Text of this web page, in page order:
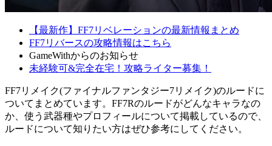
【最新作】FF7リベレーションの最新情報まとめ
FF7リバースの攻略情報はこちら
GameWithからのお知らせ
未経験可&完全在宅！攻略ライター募集！
FF7リメイク(ファイナルファンタジー7リメイク)のルードに
ついてまとめています。FF7Rのルードがどんなキャラなの
か、使う武器種やプロフィールについて掲載しているので、
ルードについて知りたい方はぜひ参考にしてください。